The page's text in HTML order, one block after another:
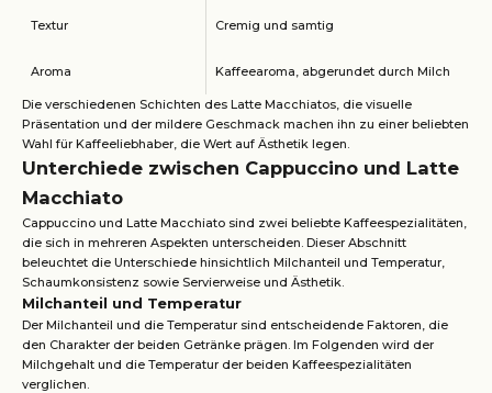
Textur Cremig und samtig
Aroma Kaffeearoma, abgerundet durch Milch
Die verschiedenen Schichten des Latte Macchiatos, die visuelle
Präsentation und der mildere Geschmack machen ihn zu einer beliebten
Wahl für Kaffeeliebhaber, die Wert auf Ästhetik legen.
Unterchiede zwischen Cappuccino und Latte
Macchiato
Cappuccino und Latte Macchiato sind zwei beliebte Kaffeespezialitäten,
die sich in mehreren Aspekten unterscheiden. Dieser Abschnitt
beleuchtet die Unterschiede hinsichtlich Milchanteil und Temperatur,
Schaumkonsistenz sowie Servierweise und Ästhetik.
Milchanteil und Temperatur
Der Milchanteil und die Temperatur sind entscheidende Faktoren, die
den Charakter der beiden Getränke prägen. Im Folgenden wird der
Milchgehalt und die Temperatur der beiden Kaffeespezialitäten
verglichen.